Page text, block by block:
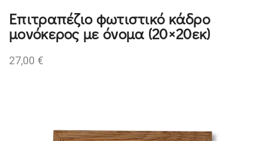
Επιτραπέζιο φωτιστικό κάδρο
μονόκερος με όνομα (20×20εκ)
27,00 €